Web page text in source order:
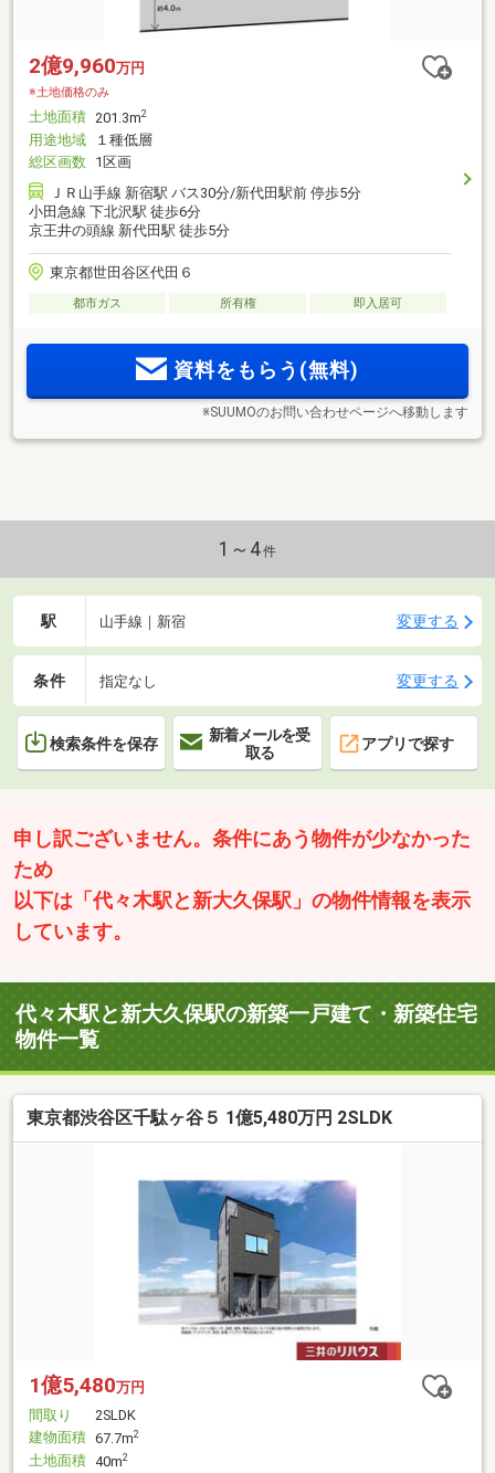
2億9,960万円
※土地価格のみ
土地面積 201.3m2
用途地域
１種低層
総区画数 1区画
ＪＲ山手線 新宿駅 バス30分/新代田駅前 停歩5分
小田急線 下北沢駅 徒歩6分
京王井の頭線 新代田駅 徒歩5分
東京都世田谷区代田６
都市ガス 所有権 即入居可
資料をもらう(無料)
※SUUMOのお問い合わせページへ移動します
1～4件
駅 山手線｜新宿 変更する
条件 指定なし 変更する
検索条件を保存
新着メールを受
取る
アプリで探す
申し訳ございません。条件にあう物件が少なかった
ため
以下は「代々木駅と新大久保駅」の物件情報を表示
しています。
代々木駅と新大久保駅の新築一戸建て・新築住宅
物件一覧
東京都渋谷区千駄ヶ谷５ 1億5,480万円 2SLDK
1億5,480万円
間取り
2SLDK
建物面積 67.7m2
土地面積 40m2